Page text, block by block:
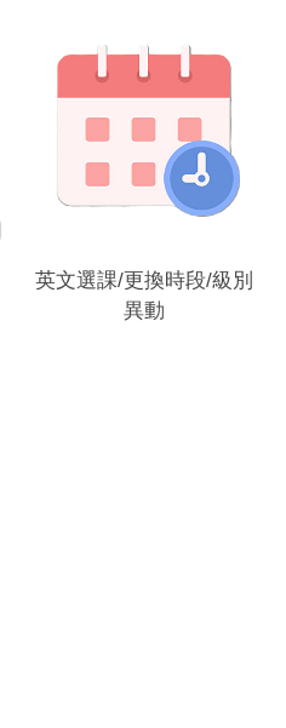
英文選課/更換時段/級別
異動